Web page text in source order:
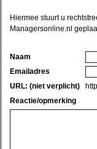
Hiermee stuurt u
Managersonline.nl
Naam
Emailadres
URL: (niet verplicht)
Reactie/opmerking